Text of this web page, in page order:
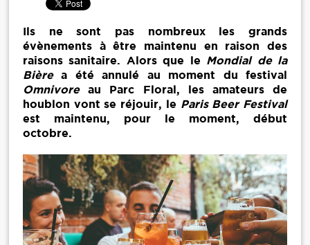
Ils ne sont pas nombreux les grands
évènements à être maintenu en raison des
raisons sanitaire. Alors que le Mondial de la
Bièrea été annulé au moment du festival
Omnivoreau Parc Floral, les amateurs de
houblon vont se réjouir, le Paris Beer Festival
est maintenu, pour le moment, début
octobre.